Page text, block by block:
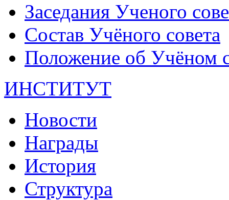
Заседания Ученого
Состав Учёного совета
Положение об Учёном
ИНСТИТУТ
Новости
Награды
История
Структура